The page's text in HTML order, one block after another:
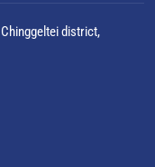
district,